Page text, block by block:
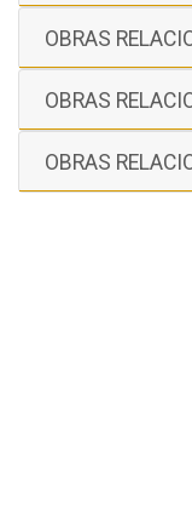
OBRAS
OBRAS
OBRAS